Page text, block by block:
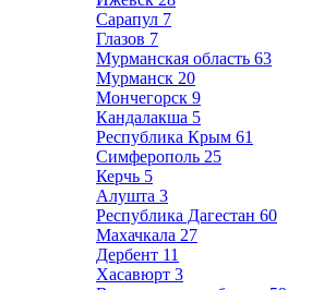
Сарапул 7
Глазов 7
Мурманская область 63
Мурманск 20
Мончегорск 9
Кандалакша 5
Республика Крым 61
Симферополь 25
Керчь 5
Алушта 3
Республика Дагестан 60
Махачкала 27
Дербент 11
Хасавюрт 3